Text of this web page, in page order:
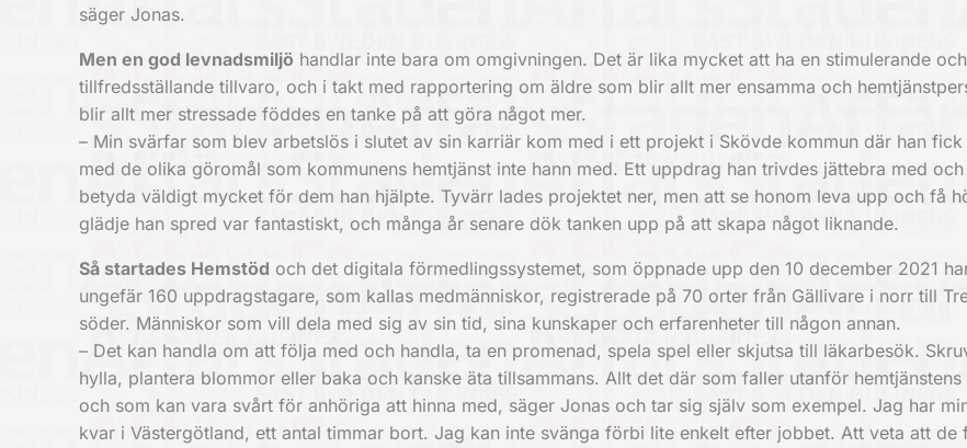
säger Jonas.
Men en god levnadsmiljö handlar inte bara om omgivningen. Det är lika mycket att ha en stimulerande och
tillfredsställande tillvaro, och i takt med rapportering om äldre som blir allt mer ensamma och
blir allt mer stressade föddes en tanke på att göra något mer.
– Min svärfar som blev arbetslös i slutet av sin karriär kom med i ett projekt i Skövde kommun där han
med de olika göromål som kommunens hemtjänst inte hann med. Ett uppdrag han trivdes jättebra med
betyda väldigt mycket för dem han hjälpte. Tyvärr lades projektet ner, men att se honom leva upp och få
glädje han spred var fantastiskt, och många år senare dök tanken upp på att skapa något liknande.
Så startades Hemstöd och det digitala förmedlingssystemet, som öppnade upp den 10 december 2021
ungefär 160 uppdragstagare, som kallas medmänniskor, registrerade på 70 orter från Gällivare i norr till
söder. Människor som vill dela med sig av sin tid, sina kunskaper och erfarenheter till någon annan.
– Det kan handla om att följa med och handla, ta en promenad, spela spel eller skjutsa till läkarbesök.
hylla, plantera blommor eller baka och kanske äta tillsammans. Allt det där som faller utanför
och som kan vara svårt för anhöriga att hinna med, säger Jonas och tar sig själv som exempel. Jag har
kvar i Västergötland, ett antal timmar bort. Jag kan inte svänga förbi lite enkelt efter jobbet. Att veta att de